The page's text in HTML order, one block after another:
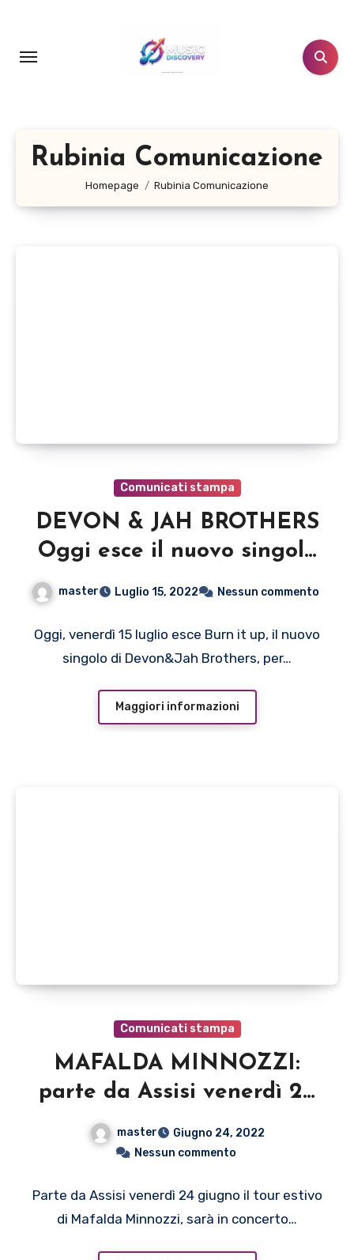
contenuto
Rubinia Comunicazione
Homepage Rubinia Comunicazione
Comunicati stampa
DEVON & JAH BROTHERS
Oggi esce il nuovo singolo
master Luglio 15, 2022 Nessun commento
Oggi, venerdì 15 luglio esce Burn it up, il nuovo
singolo di Devon&Jah Brothers, per…
Maggiori informazioni
Comunicati stampa
MAFALDA MINNOZZI:
parte da Assisi venerdì 24
giugno il tour estivo della
cantante
master
Giugno 24, 2022
Nessun commento
Parte da Assisi venerdì 24 giugno il tour estivo
di Mafalda Minnozzi, sarà in concerto…